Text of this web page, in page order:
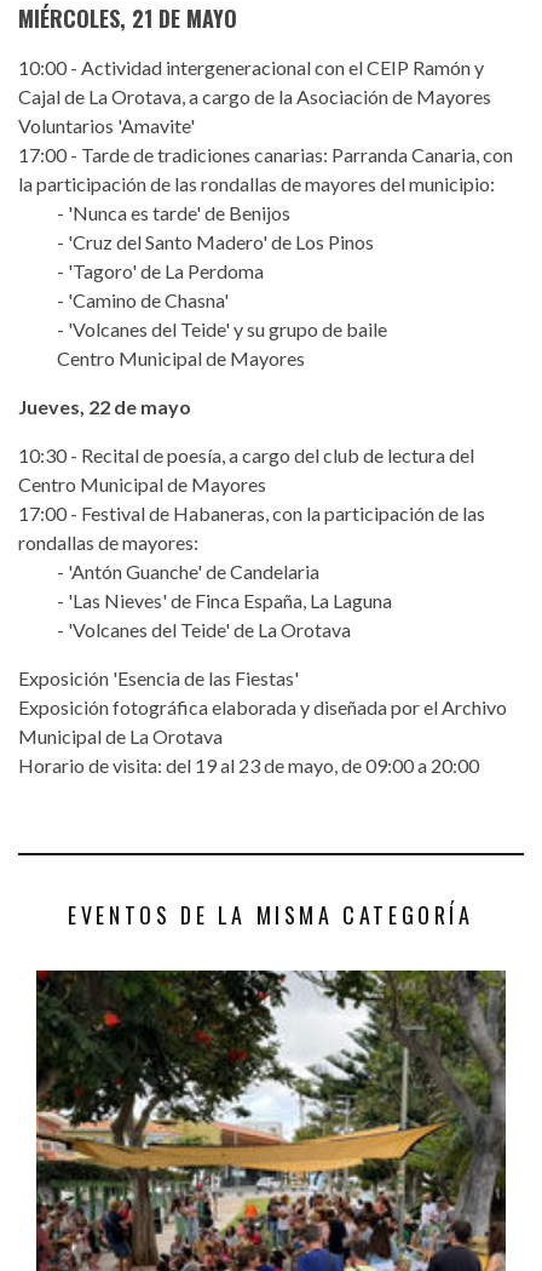
MIÉRCOLES, 21 DE MAYO
10:00 - Actividad intergeneracional con el CEIP Ramón y
Cajal de La Orotava, a cargo de la Asociación de Mayores
Voluntarios 'Amavite'
17:00 - Tarde de tradiciones canarias: Parranda Canaria, con
la participación de las rondallas de mayores del municipio:
- 'Nunca es tarde' de Benijos
- 'Cruz del Santo Madero' de Los Pinos
- 'Tagoro' de La Perdoma
- 'Camino de Chasna'
- 'Volcanes del Teide' y su grupo de baile
Centro Municipal de Mayores
Jueves, 22 de mayo
10:30 - Recital de poesía, a cargo del club de lectura del
Centro Municipal de Mayores
17:00 - Festival de Habaneras, con la participación de las
rondallas de mayores:
- 'Antón Guanche' de Candelaria
- 'Las Nieves' de Finca España, La Laguna
- 'Volcanes del Teide' de La Orotava
Exposición 'Esencia de las Fiestas'
Exposición fotográfica elaborada y diseñada por el Archivo
Municipal de La Orotava
Horario de visita: del 19 al 23 de mayo, de 09:00 a 20:00
EVENTOS DE LA MISMA CATEGORÍA